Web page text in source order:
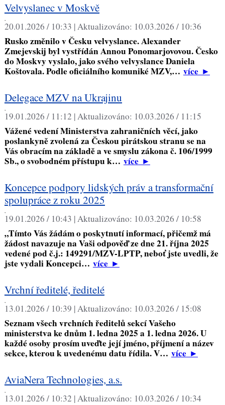
Velvyslanec v Moskvě
,
20.01.2026 / 10:33 |Aktualizováno: 10.03.2026 / 10:36
Rusko změnilo v Česku velvyslance. Alexander
Zmejevskij byl vystřídán Annou Ponomarjovovou. Česko
do Moskvy vyslalo, jako svého velvyslance Daniela
Koštovala. Podle oficiálního komuniké MZV,… více►
Delegace MZV na Ukrajinu
,
19.01.2026 / 11:12 |Aktualizováno: 10.03.2026 / 11:15
Vážené vedení Ministerstva zahraničních věcí, jako
poslankyně zvolená za Českou pirátskou stranu se na
Vás obracím na základě a ve smyslu zákona č. 106/1999
Sb., o svobodném přístupu k… více►
Koncepce podpory lidských práv a transformační
spolupráce z roku 2025
,
19.01.2026 / 10:43 |Aktualizováno: 10.03.2026 / 10:58
„Tímto Vás žádám o poskytnutí informací, přičemž má
žádost navazuje na Vaši odpověď ze dne 21. října 2025
vedené pod č.j.: 149291/MZV-LPTP, neboť jste uvedli, že
jste vydali Koncepci… více►
Vrchní ředitelé, ředitelé
,
13.01.2026 / 10:39 |Aktualizováno: 10.03.2026 / 15:08
Seznam všech vrchních ředitelů sekcí Vašeho
ministerstva ke dnům 1. ledna 2025 a 1. ledna 2026. U
každé osoby prosím uveďte její jméno, příjmení a název
sekce, kterou k uvedenému datu řídila. V… více►
AviaNera Technologies, a.s.
,
13.01.2026 / 10:32 |Aktualizováno: 10.03.2026 / 10:34